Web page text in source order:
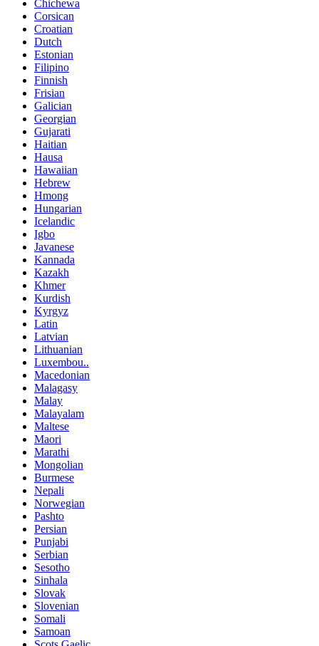
Chichewa
Corsican
Croatian
Dutch
Estonian
Filipino
Finnish
Frisian
Galician
Georgian
Gujarati
Haitian
Hausa
Hawaiian
Hebrew
Hmong
Hungarian
Icelandic
Igbo
Javanese
Kannada
Kazakh
Khmer
Kurdish
Kyrgyz
Latin
Latvian
Lithuanian
Luxembou..
Macedonian
Malagasy
Malay
Malayalam
Maltese
Maori
Marathi
Mongolian
Burmese
Nepali
Norwegian
Pashto
Persian
Punjabi
Serbian
Sesotho
Sinhala
Slovak
Slovenian
Somali
Samoan